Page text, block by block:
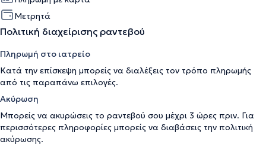
Μετρητά
Πολιτική διαχείρισης ραντεβού
Πληρωμή στο ιατρείο
Κατά την επίσκεψη μπορείς να διαλέξεις τον τρόπο πληρωμής
από τις παραπάνω επιλογές.
Ακύρωση
Μπορείς να ακυρώσεις το ραντεβού σου μέχρι 3 ώρες πριν. Για
περισσότερες πληροφορίες μπορείς να διαβάσεις την πολιτική
ακύρωσης.